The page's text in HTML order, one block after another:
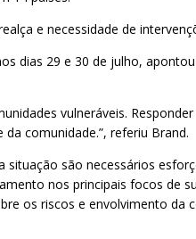
e necessidade de
dias 29 e 30 de julho,
vulneráveis.
comunidade.”, referiu Brand.
situação são necessários
nos principais focos de
os riscos e envolvimento da